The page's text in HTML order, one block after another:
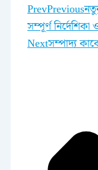
PrevPrevious
সম্পূর্ণ
Nextসম্পাদ্য